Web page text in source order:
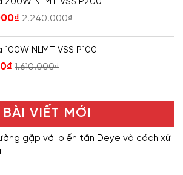
200W NLMT VSS P200
₫ 2.240.000₫
NLMT VSS P100
₫ 1.610.000₫
BÀI VIẾT MỚI
gặp với biến tần Deye và cách xử